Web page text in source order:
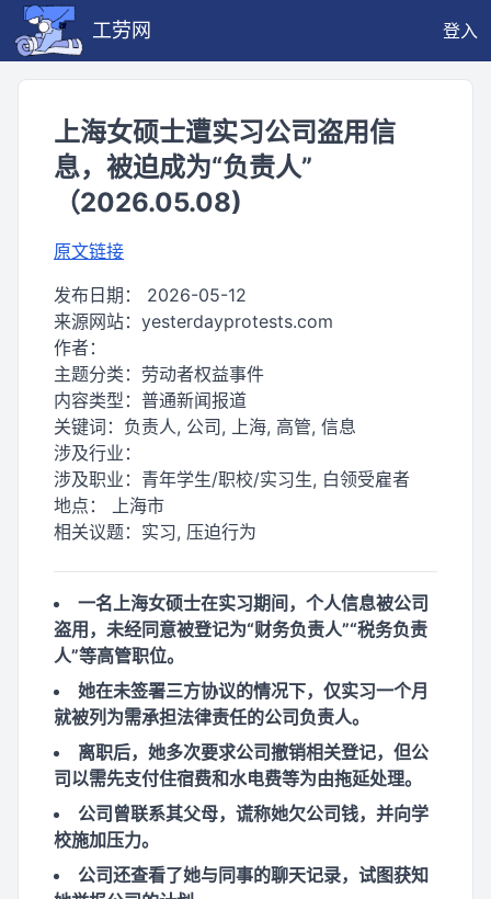
工劳网 登入
上海女硕士遭实习公司盗用信
息，被迫成为“负责人”
（2026.05.08)
原文链接
发布日期： 2026-05-12
来源网站： yesterdayprotests.com
作者：
主题分类： 劳动者权益事件
内容类型： 普通新闻报道
关键词： 负责人, 公司, 上海, 高管, 信息
涉及行业：
涉及职业： 青年学生/职校/实习生, 白领受雇者
地点： 上海市
相关议题： 实习, 压迫行为
一名上海女硕士在实习期间，个人信息被公司
盗用，未经同意被登记为“财务负责人”“税务负责
人”等高管职位。
她在未签署三方协议的情况下，仅实习一个月
就被列为需承担法律责任的公司负责人。
离职后，她多次要求公司撤销相关登记，但公
司以需先支付住宿费和水电费等为由拖延处理。
公司曾联系其父母，谎称她欠公司钱，并向学
校施加压力。
公司还查看了她与同事的聊天记录，试图获知